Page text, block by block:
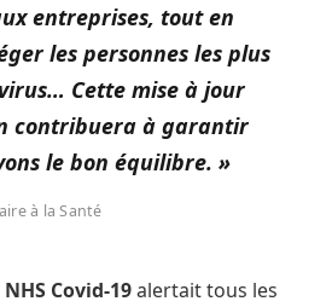
entreprises, tout en
les personnes les plus
Cette mise à jour
contribuera à garantir
le bon équilibre. »
à la Santé
NHS Covid-19alertait tous les